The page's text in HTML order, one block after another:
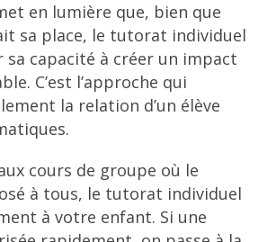
en lumière que, bien que
sa place, le tutorat individuel
sa capacité à créer un impact
C’est l’approche qui
la relation d’un élève
cours de groupe où le
à tous, le tutorat individuel
à votre enfant. Si une